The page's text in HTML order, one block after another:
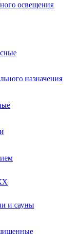
освещения
назначения
и сауны